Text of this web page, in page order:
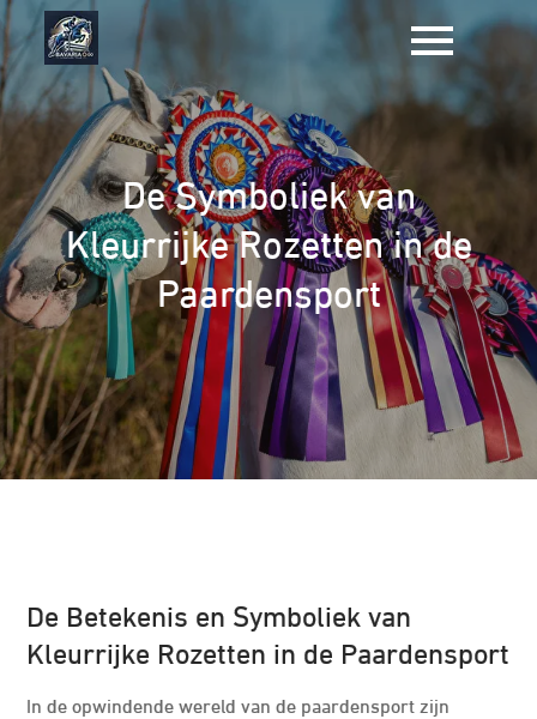
Naar
de
inhoud
gaan
De Symboliek van
Kleurrijke Rozetten in de
Paardensport
De Betekenis en Symboliek van
Kleurrijke Rozetten in de Paardensport
In de opwindende wereld van de paardensport zijn